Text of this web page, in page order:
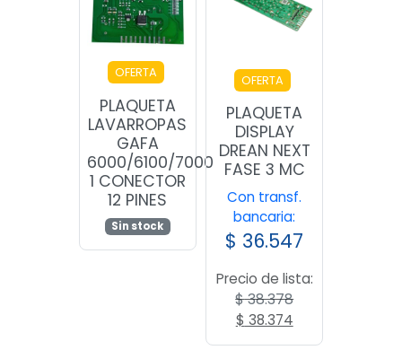
OFERTA
PLAQUETA
LAVARROPAS
GAFA
6000/6100/7000
1 CONECTOR
12 PINES
Sin stock
OFERTA
PLAQUETA
DISPLAY
DREAN NEXT
FASE 3 MC
Con transf.
bancaria:
$ 36.547
Precio de lista:
$38.378
El
$ 38.374El
precio